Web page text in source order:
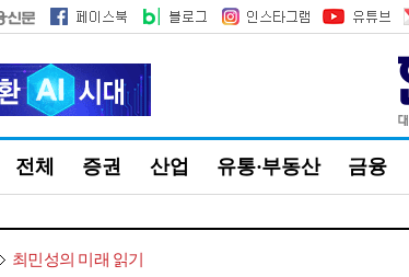
전체 증권 산업 유통·부동산 금융
최민성의 미래 읽기